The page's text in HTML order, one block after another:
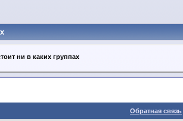
ни в каких группах
Обратная связь